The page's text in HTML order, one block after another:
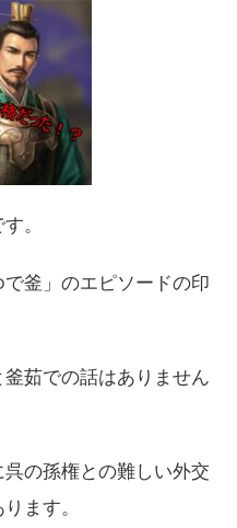
。
で釜」のエピソードの印
茹での話はありません
呉の孫権との難しい外交
ます。